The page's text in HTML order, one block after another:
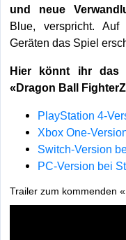
und neue
Blue, verspricht.
Geräten das Spiel
Hier könnt ihr das
«Dragon Ball
PlayStation 4-
Xbox One-
Switch-Version
PC-Version bei
Trailer zum kommenden